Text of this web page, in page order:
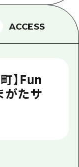
ム
ACCESS
】Fun
がたサ